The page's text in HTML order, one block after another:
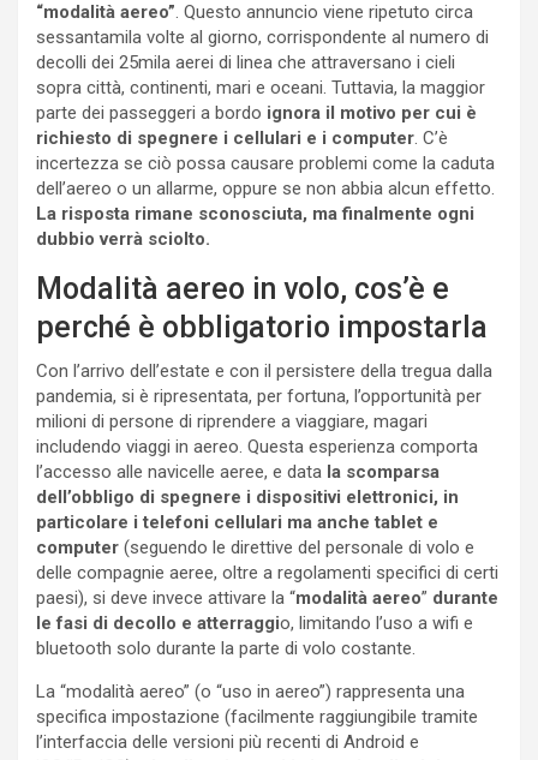
“modalità aereo”. Questo annuncio viene ripetuto circa
sessantamila volte al giorno, corrispondente al numero di
decolli dei 25mila aerei di linea che attraversano i cieli
sopra città, continenti, mari e oceani. Tuttavia, la maggior
parte dei passeggeri a bordo ignora il motivo per cui è
richiesto di spegnere i cellulari e i computer. C’è
incertezza se ciò possa causare problemi come la caduta
dell’aereo o un allarme, oppure se non abbia alcun effetto.
La risposta rimane sconosciuta, ma finalmente ogni
dubbio verrà sciolto.
Modalità aereo in volo, cos’è e
perché è obbligatorio impostarla
Con l’arrivo dell’estate e con il persistere della tregua dalla
pandemia, si è ripresentata, per fortuna, l’opportunità per
milioni di persone di riprendere a viaggiare, magari
includendo viaggi in aereo. Questa esperienza comporta
l’accesso alle navicelle aeree, e data la scomparsa
dell’obbligo di spegnere i dispositivi elettronici, in
particolare i telefoni cellulari ma anche tablet e
computer (seguendo le direttive del personale di volo e
delle compagnie aeree, oltre a regolamenti specifici di certi
paesi), si deve invece attivare la “modalità aereo” durante
le fasi di decollo e atterraggio, limitando l’uso a wifi e
bluetooth solo durante la parte di volo costante.
La “modalità aereo” (o “uso in aereo”) rappresenta una
specifica impostazione (facilmente raggiungibile tramite
l’interfaccia delle versioni più recenti di Android e